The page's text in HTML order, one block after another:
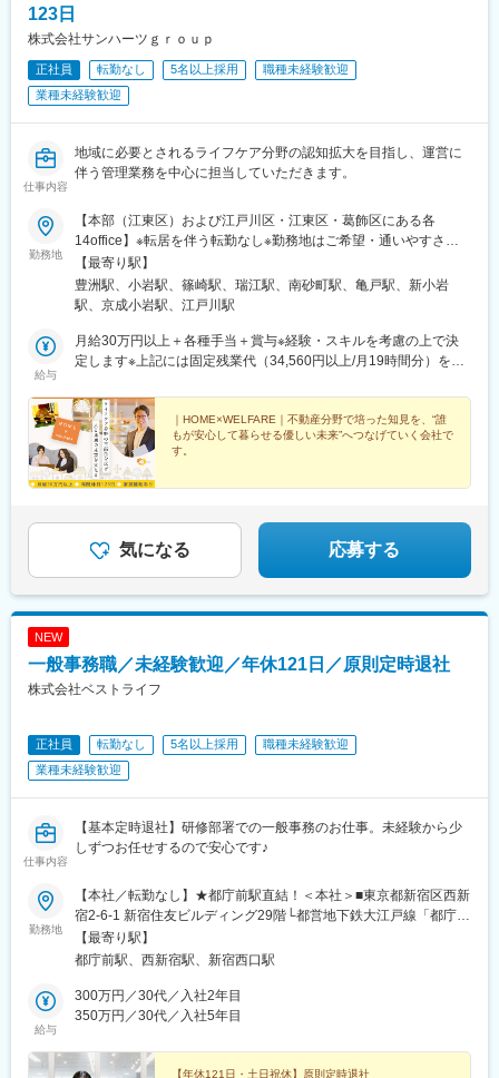
123日
株式会社サンハーツｇｒｏｕｐ
正社員 転勤なし 5名以上採用
職種未経験歓迎
業種未経験歓迎
仕事内容
地域に必要とされるライフケア分野の認知拡大を目指し、運営に
伴う管理業務を中心に担当していただきます。
勤務地
【本部（江東区）および江戸川区・江東区・葛飾区にある各
14office】※転居を伴う転勤なし※勤務地はご希望・通いやすさを
考慮の上で決定します＼現在の目標は「2029年中に30拠点」／
2026年7月に1６、17、18棟目となるofficeのOPENを控え、2026
年中に19、20棟目、2027年中に21、22、23棟目、そして2029年
強化しながら規模拡大を目指していく予定です。■本部/東京都江
東区枝川1-15-9＜アクセス＞・東京メトロ有楽町線「豊洲駅」よ
篠崎/北小岩/西小岩/南小岩/西小岩＼江戸川区エリアの魅力／都心
でありながら川・海・公園など自然を感じられるエリアです。
【江東区】・東砂/亀戸＼江東区エリアの魅力／下町情緒と湾岸エ
リアの開放感が共存するエリアです。【葛飾区】・新小岩＼葛飾
区エリアの魅力／柴又や亀有など親しみやすい街並みが広がり、
【最寄り駅】
豊洲駅、小岩駅、篠崎駅、瑞江駅、南砂町駅、亀戸駅、新小岩
駅、京成小岩駅、江戸川駅
給与
月給30万円以上＋各種手当＋賞与※経験・スキルを考慮の上で決
定します※上記には固定残業代（34,560円以上/月19時間分）を含
＼資格取得＆キャリアアップサポートあり／ライフケアのお仕事
は、AIでは替えがきかないことから今非常に注目されている分野
です。希望に応じて「サービス管理責任者」「相談支援専門員研
修」「移動支援従事者」「ケアマネージャー」などの資格取得支
援も行っており、より安定性を担保しながら将来に向けてキャリ
｜HOME×WELFARE｜不動産分野で培った知見を、“誰
もが安心して暮らせる優しい未来”へつなげていく会社で
す。
気になる 応募する
NEW
一般事務職／未経験歓迎／年休121日／原則定時退社
株式会社ベストライフ
正社員 転勤なし 5名以上採用
職種未経験歓迎
業種未経験歓迎
仕事内容
【基本定時退社】研修部署での一般事務のお仕事。未経験から少
しずつお任せするので安心です♪
勤務地
【本社／転勤なし】★都庁前駅直結！＜本社＞■東京都新宿区西新
宿2-6-1 新宿住友ビルディング29階└都営地下鉄大江戸線「都庁前
駅」より徒歩3分（駅直結）└JR・各線「新宿駅」西口より徒歩8
分＼オフィスはアクセス＆環境◎／都庁前駅から地下通路で直結
新宿駅からも徒歩圏内の高層オフィスで、窓からは東京の街並み
が一望できる開放的な空間です。ビル内にはオシャレなカフェや
あがりの買い物・食事には困りません！※受動喫煙対策あり：屋内
【最寄り駅】
都庁前駅、西新宿駅、新宿西口駅
給与
300万円／30代／入社2年目
350万円／30代／入社5年目
【年休121日・土日祝休】原則定時退社